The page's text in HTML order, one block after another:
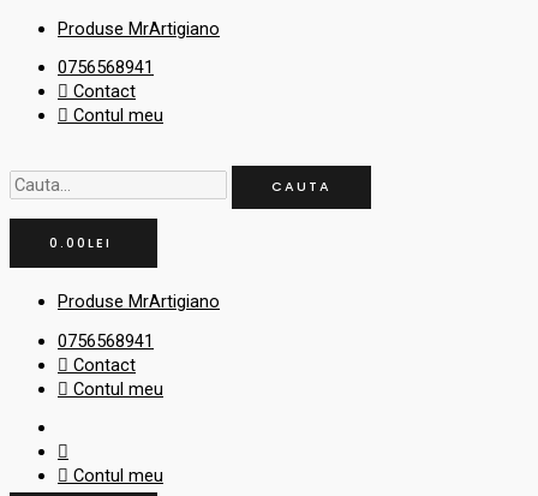
Produse MrArtigiano
0756568941
Contact
Contul meu
CAUTA
0.00 LEI
Produse MrArtigiano
0756568941
Contact
Contul meu
Contul meu